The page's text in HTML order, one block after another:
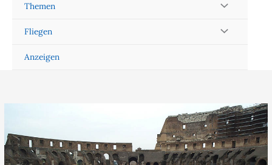
Themen
Fliegen
Anzeigen